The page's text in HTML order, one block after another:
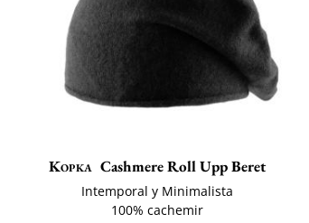
Kopka Cashmere Roll Upp Beret
Intemporal y Minimalista
100% cachemir